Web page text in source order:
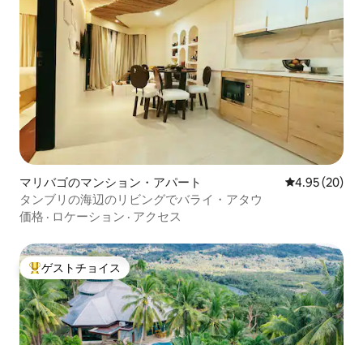
マリバゴのマンション・アパート レビュー20
4.95 (20)
タンブリの海辺のリビングでバライ・アタウ
価格 · ロケーション · アクセス
大好評のゲストチョイスです。
ゲストチョイス